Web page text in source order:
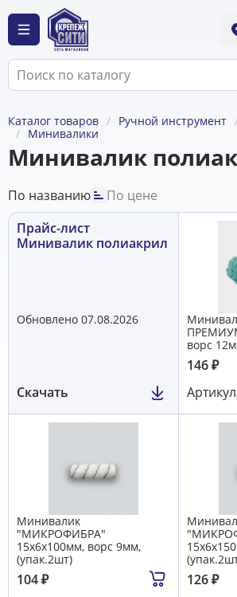
Каталог товаров Ручной инструмент
Минивалики
Минивалик
По названию
По цене
Прайс-лист
Минивалик полиакрил
Обновлено 07.08.2026
Скачать
ворс
146₽
Артикул
Минивалик
"МИКРОФИБРА"
15х6х100мм, ворс 9мм,
(упак.2шт)
104₽
126₽